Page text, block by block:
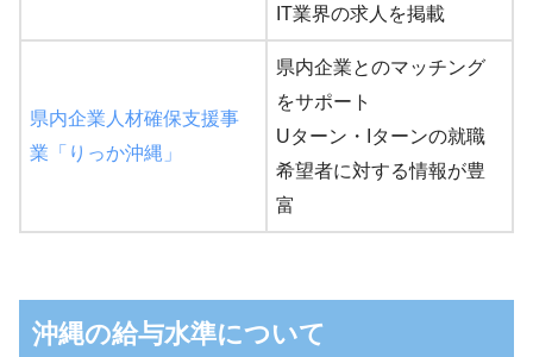
IT業界の求人を掲載
県内企業人材確保支援事
業「りっか沖縄」
県内企業とのマッチング
をサポート
Uターン・Iターンの就職
希望者に対する情報が豊
富
沖縄の給与水準について